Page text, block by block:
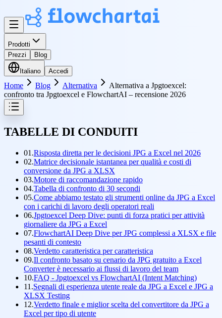
Prodotti
Prezzi
Blog
Italiano Accedi
Home Blog Alternativa
Alternativa a Jpgtoexcel:
confronto tra Jpgtoexcel e FlowchartAI – recensione 2026
TABELLE DI CONDUITI
01.Risposta diretta per le decisioni JPG a Excel nel 2026
02.Matrice decisionale istantanea per qualità e costi di
conversione da JPG a XLSX
03.Motore di raccomandazione rapido
04.Tabella di confronto di 30 secondi
05.Come abbiamo testato gli strumenti online da JPG a Excel
con i carichi di lavoro degli operatori reali
06.Jpgtoexcel Deep Dive: punti di forza pratici per attività
giornaliere da JPG a Excel
07.FlowchartAI Deep Dive per JPG complessi a XLSX e file
pesanti di contesto
08.Verdetto caratteristica per caratteristica
09.Il confronto basato su cenario da JPG gratuito a Excel
Converter è necessario ai flussi di lavoro del team
10.FAQ - Jpgtoexcel vs FlowchartAI (Intent Matching)
11.Segnali di esperienza utente reale da JPG a Excel e JPG a
XLSX Testing
12.Verdetto finale e miglior scelta del convertitore da JPG a
Excel per tipo di utente